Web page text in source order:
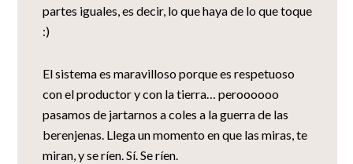
partes iguales, es decir, lo que haya de lo que toque
:)
El sistema es maravilloso porque es respetuoso
con el productor y con la tierra… peroooooo
pasamos de jartarnos a coles a la guerra de las
berenjenas. Llega un momento en que las miras, te
miran, y se ríen. Sí. Se ríen.